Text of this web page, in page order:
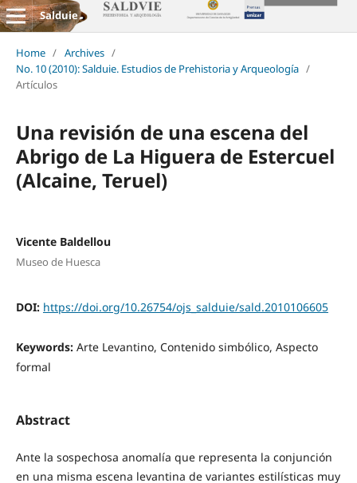
Salduie
Home / Archives /
No. 10 (2010): Salduie. Estudios de Prehistoria y Arqueología /
Artículos
Una revisión de una escena del
Abrigo de La Higuera de Estercuel
(Alcaine, Teruel)
Vicente Baldellou
Museo de Huesca
DOI: https://doi.org/10.26754/ojs_salduie/sald.2010106605
Keywords: Arte Levantino, Contenido simbólico, Aspecto
formal
Abstract
Ante la sospechosa anomalía que representa la conjunción
en una misma escena levantina de variantes estilísticas muy